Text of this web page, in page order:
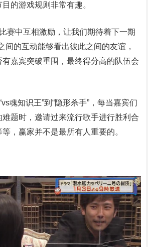
的游戏规则非常有趣。
赛中互相激励，让我们期待着下一期
间的互动能够看出彼此之间的友谊，
嘉宾突破重围，最终得分高的队伍会
魂知识王”到“隐形杀手”，每当嘉宾们
题时，邀请过来流行歌手进行胜利合
等，赢家并不是最所有人重要的。